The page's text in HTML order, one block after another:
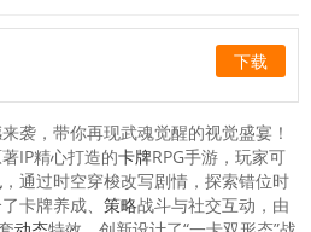
下载
袭，带你再现武魂觉醒的视觉盛宴！
IP精心打造的卡牌RPG手游，玩家可
，通过时空穿梭改写剧情，探索错位时
卡牌养成、 策略战斗与社交互动，由